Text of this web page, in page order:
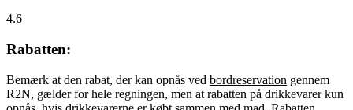
4.6
Rabatten:
Bemærk at den rabat, der kan opnås ved bordreservation gennem
R2N, gælder for hele regningen, men at rabatten på drikkevarer kun